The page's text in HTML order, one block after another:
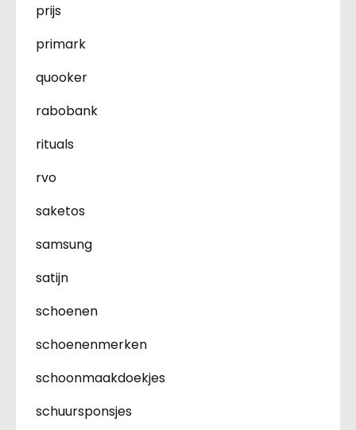
prijs
primark
quooker
rabobank
rituals
rvo
saketos
samsung
satijn
schoenen
schoenenmerken
schoonmaakdoekjes
schuursponsjes